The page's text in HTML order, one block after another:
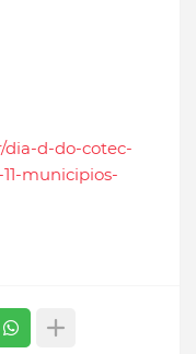
dia-d-do-cotec-
municipios-